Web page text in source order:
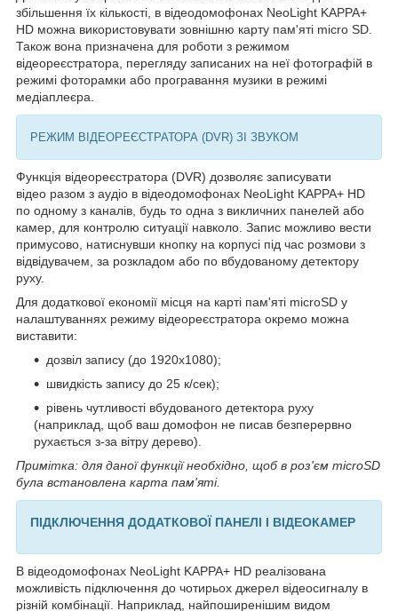
збільшення їх кількості, в відеодомофонах NeoLight KAPPA+
HD можна використовувати зовнішню карту пам'яті micro SD.
Також вона призначена для роботи з режимом
відеореєстратора, перегляду записаних на неї фотографій в
режимі фоторамки або програвання музики в режимі
медіаплеєра.
РЕЖИМ ВІДЕОРЕЄСТРАТОРА (DVR) ЗІ ЗВУКОМ
Функція відеореєстратора (DVR) дозволяє записувати
відео разом з аудіо в відеодомофонах NeoLight KAPPA+ HD
по одному з каналів, будь то одна з викличних панелей або
камер, для контролю ситуації навколо. Запис можливо вести
примусово, натиснувши кнопку на корпусі під час розмови з
відвідувачем, за розкладом або по вбудованому детектору
руху.
Для додаткової економії місця на карті пам'яті microSD у
налаштуваннях режиму відеореєстратора окремо можна
виставити:
дозвіл запису (до 1920х1080);
швидкість запису до 25 к/сек);
рівень чутливості вбудованого детектора руху
(наприклад, щоб ваш домофон не писав безперервно
рухається з-за вітру дерево).
Примітка: для даної функції необхідно, щоб в роз'єм microSD
була встановлена карта пам'яті.
ПІДКЛЮЧЕННЯ ДОДАТКОВОЇ ПАНЕЛІ І ВІДЕОКАМЕР
В відеодомофонах NeoLight KAPPA+ HD реалізована
можливість підключення до чотирьох джерел відеосигналу в
різній комбінації. Наприклад, найпоширенішим видом